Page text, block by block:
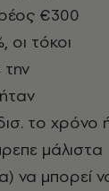
€300
οι τόκοι
το χρόνο
μάλιστα
να μπορεί